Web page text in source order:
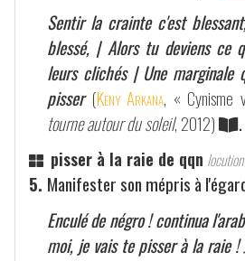
Sentir la crainte c'est
blessé, | Alors tu deviens ce
leurs clichés | Une
pisser (Keny Arkana, «
tourne autour du soleil, 2012) .
pisser à la raie de qqn
5. Manifester son mépris à
Enculé de négro ! continua
moi, je vais te pisser à la raie !